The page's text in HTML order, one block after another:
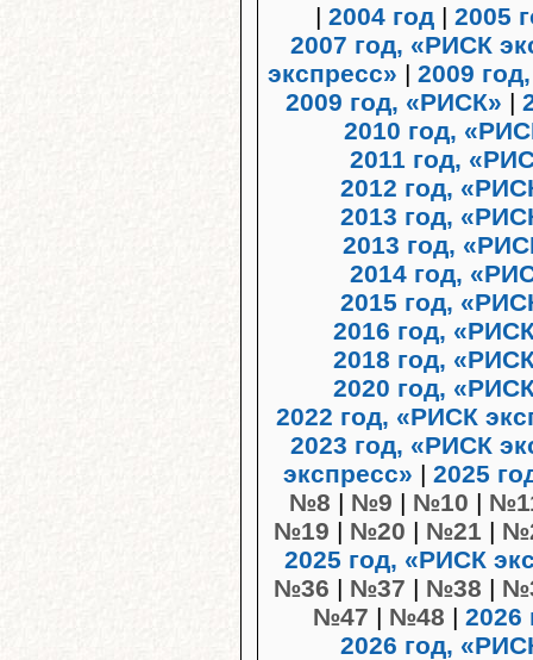
|2004 год |2005
2007 год, «РИСК
экспресс» |2009
2009 год, «РИСК» |
2010 год,
2011 год,
2012 год,
2013 год,
2013 год,
2014 год,
2015 год,
2016 год,
2018 год,
2020 год,
2022 год, «РИСК
2023 год, «РИСК
экспресс» | 2025
№8 | №9 | №10 |
№19 | №20 | №21 |
2025 год, «РИСК
№36 | №37 | №38 |
№47 | №48 | 2026
2026 год,